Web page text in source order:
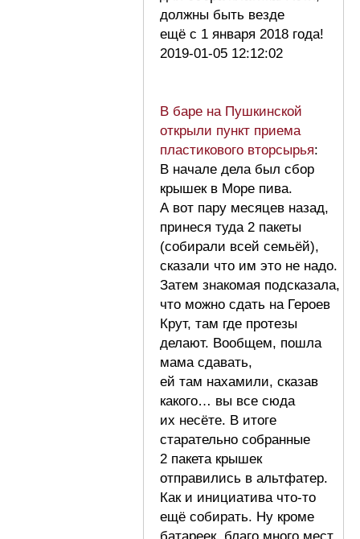
должны быть везде
ещё с 1 января 2018 года!
2019-01-05 12:12:02
В баре на Пушкинской
открыли пункт приема
пластикового вторсырья:
В начале дела был сбор
крышек в Море пива.
А вот пару месяцев назад,
принеся туда 2 пакеты
(собирали всей семьёй),
сказали что им это не надо.
Затем знакомая подсказала,
что можно сдать на Героев
Крут, там где протезы
делают. Вообщем, пошла
мама сдавать,
ей там нахамили, сказав
какого… вы все сюда
их несёте. В итоге
старательно собранные
2 пакета крышек
отправились в альтфатер.
Как и инициатива что-то
ещё собирать. Ну кроме
батареек, благо много мест